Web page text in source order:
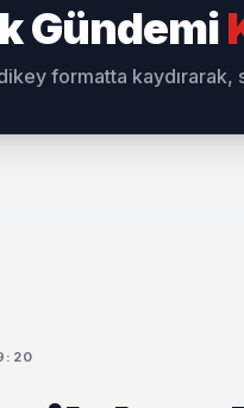
Gündemi
formatta kaydırarak,